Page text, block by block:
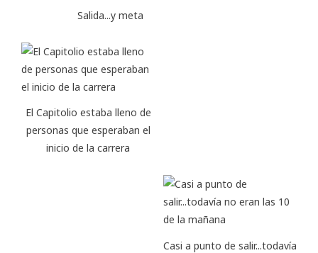
Salida...y meta
El Capitolio estaba lleno de
personas que esperaban el
inicio de la carrera
Casi a punto de salir...todavía